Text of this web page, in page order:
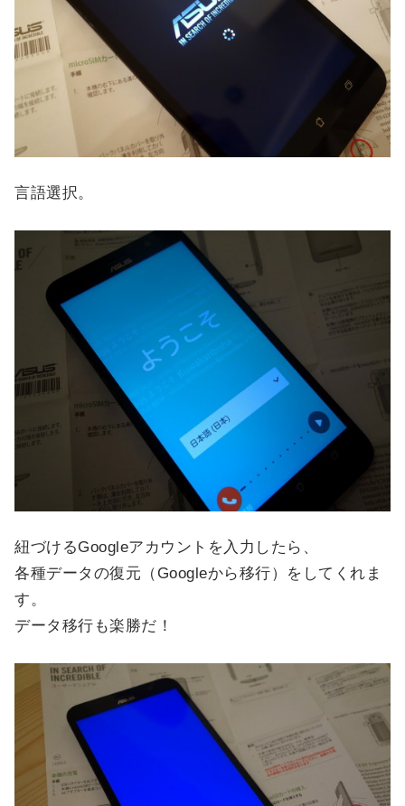
言語選択。
紐づけるGoogleアカウントを入力したら、
各種データの復元（Googleから移行）をしてくれま
す。
データ移行も楽勝だ！